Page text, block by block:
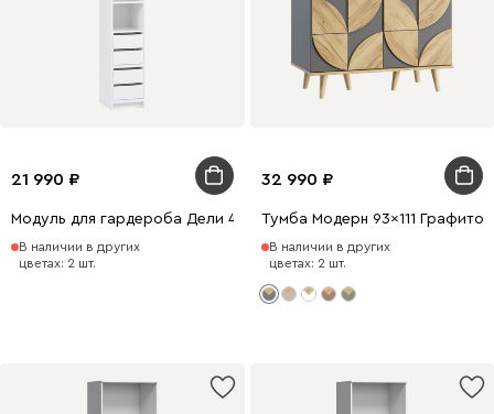
21 990
Модуль для гардероба Дели 4-40x240 Белый
В наличии в других
цветах: 2 шт.
32 990
Тумба Модерн 93x111
В наличии в других
цветах: 2 шт.